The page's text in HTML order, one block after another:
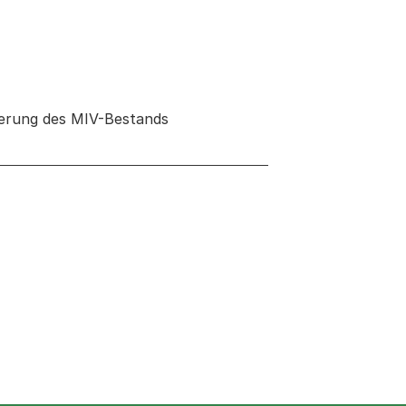
des MIV-Bestands